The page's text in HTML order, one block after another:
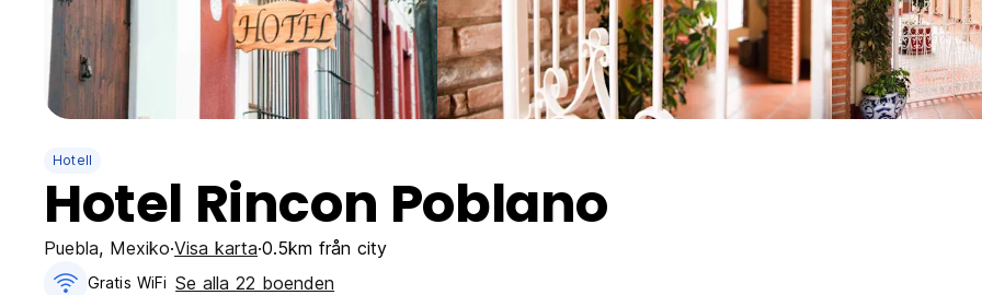
Hotell
Hotel Rincon Poblano
Puebla, Mexiko Visa karta 0.5km från city
Gratis WiFi Se alla 22 boenden